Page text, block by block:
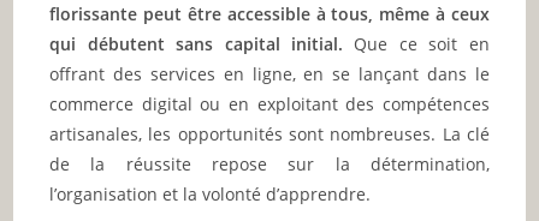
florissante peut être accessible à tous, même à ceux
qui débutent sans capital initial. Que ce soit en
offrant des services en ligne, en se lançant dans le
commerce digital ou en exploitant des compétences
artisanales, les opportunités sont nombreuses. La clé
de la réussite repose sur la détermination,
l’organisation et la volonté d’apprendre.